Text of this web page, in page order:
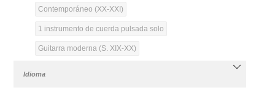
Contemporáneo (XX-XXI)
1 instrumento de cuerda pulsada solo
Guitarra moderna (S. XIX-XX)
Idioma